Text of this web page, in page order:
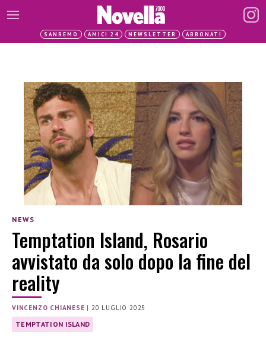
SANREMO AMICI 24 NEWSLETTER ABBONATI
NEWS
Temptation Island, Rosario
avvistato da solo dopo la fine del
reality
VINCENZO CHIANESE |20 LUGLIO 2025
TEMPTATION ISLAND